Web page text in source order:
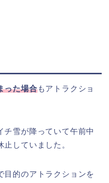
った場合もアトラクショ
チ雪が降っていて午前中
していました。
目的のアトラクションを